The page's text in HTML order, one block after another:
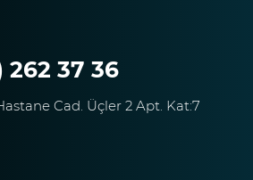
262 37 36
Cad. Üçler 2 Apt. Kat:7